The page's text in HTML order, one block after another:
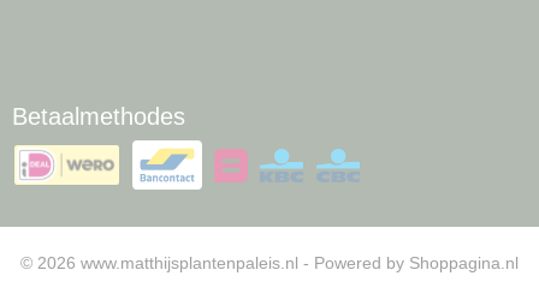
Betaalmethodes
© 2026 www.matthijsplantenpaleis.nl - Powered by Shoppagina.nl